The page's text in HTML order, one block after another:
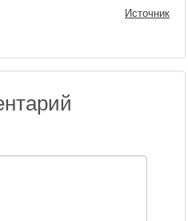
Источник